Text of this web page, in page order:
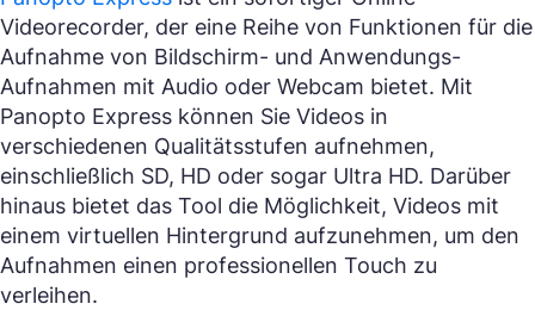
Videorecorder, der eine Reihe von Funktionen für die
Aufnahme von Bildschirm- und Anwendungs-
Aufnahmen mit Audio oder Webcam bietet. Mit
Panopto Express können Sie Videos in
verschiedenen Qualitätsstufen aufnehmen,
einschließlich SD, HD oder sogar Ultra HD. Darüber
hinaus bietet das Tool die Möglichkeit, Videos mit
einem virtuellen Hintergrund aufzunehmen, um den
Aufnahmen einen professionellen Touch zu
verleihen.